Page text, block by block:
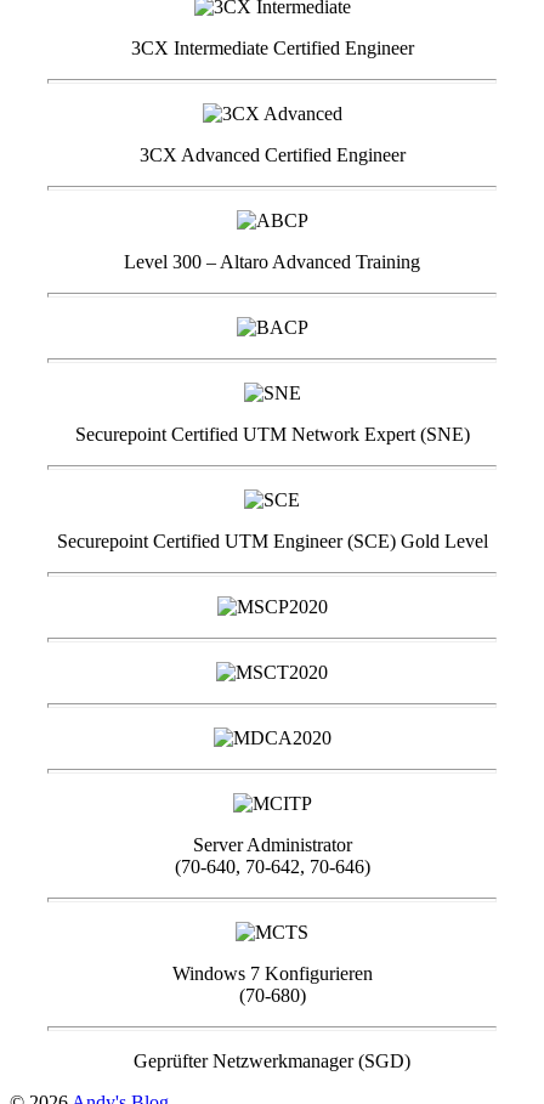
3CX Intermediate Certified Engineer
3CX Advanced Certified Engineer
Level 300 – Altaro Advanced Training
Securepoint Certified UTM Network Expert (SNE)
Securepoint Certified UTM Engineer (SCE) Gold Level
Server Administrator
(70-640, 70-642, 70-646)
Windows 7 Konfigurieren
(70-680)
Geprüfter Netzwerkmanager (SGD)